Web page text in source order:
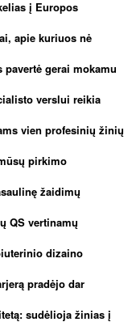
į Europos
apie kuriuos nė
gerai mokamu
verslui reikia
vien profesinių žinių
pirkimo
žaidimų
QS vertinamų
dizaino
pradėjo dar
sudėlioja žinias į